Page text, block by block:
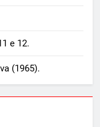
e 12.
(1965).